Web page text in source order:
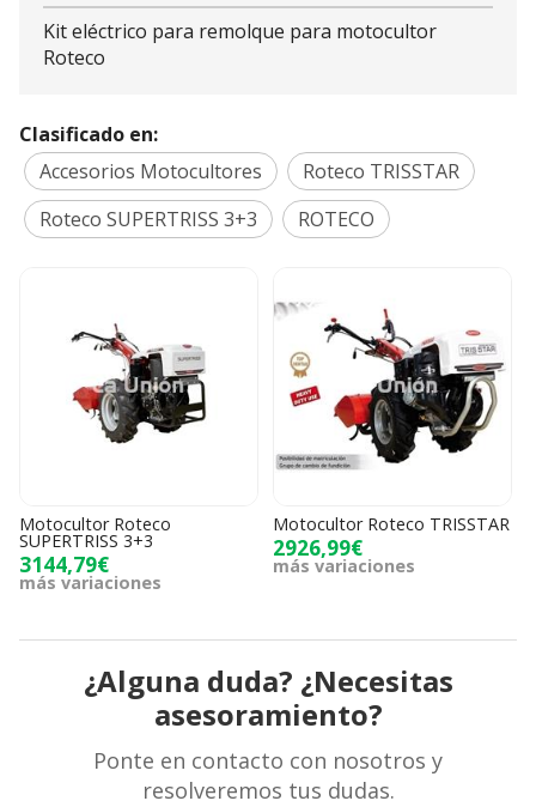
Kit eléctrico para remolque para motocultor
Roteco
Clasificado en:
Accesorios Motocultores
Roteco TRISSTAR
Roteco SUPERTRISS 3+3
ROTECO
Motocultor Roteco
SUPERTRISS 3+3
3144,79€
más variaciones
Motocultor Roteco TRISSTAR
2926,99€
más variaciones
¿Alguna duda? ¿Necesitas
asesoramiento?
Ponte en contacto con nosotros y
resolveremos tus dudas.